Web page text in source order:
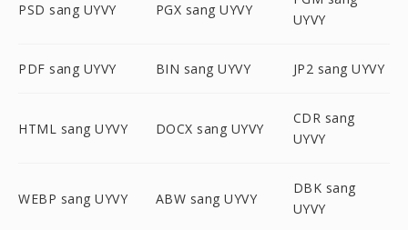
PSD sang UYVY PGX sang UYVY
UYVY
PDF sang UYVY BIN sang UYVY JP2 sang UYVY
HTML sang UYVY DOCX sang UYVY
CDR sang
UYVY
WEBP sang UYVY ABW sang UYVY
DBK sang
UYVY